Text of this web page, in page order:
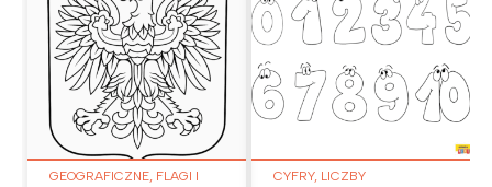
GEOGRAFICZNE, FLAGI I
CYFRY, LICZBY